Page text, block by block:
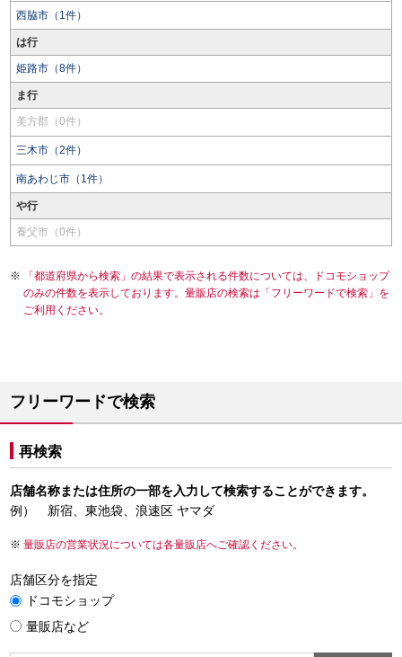
西脇市（1件）
は行
姫路市（8件）
ま行
美方郡（0件）
三木市（2件）
南あわじ市（1件）
や行
養父市（0件）
「都道府県から検索」の結果で表示される件数については、ドコモショップ
のみの件数を表示しております。量販店の検索は「フリーワードで検索」を
ご利用ください。
フリーワードで検索
再検索
店舗名称または住所の一部を入力して検索することができます。
例） 新宿、東池袋、浪速区 ヤマダ
量販店の営業状況については各量販店へご確認ください。
店舗区分を指定
ドコモショップ
量販店など